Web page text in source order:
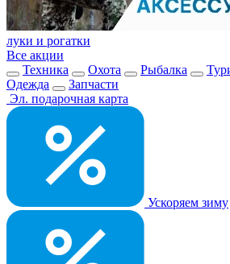
луки и рогатки
Все акции
Техника
Охота Рыбалка
Одежда
Запчасти
Эл. подарочная карта
Ускоряем зиму